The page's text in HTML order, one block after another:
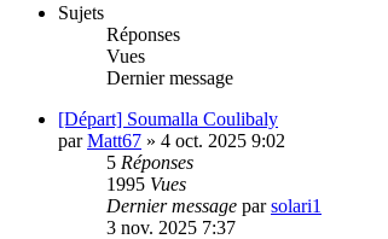
Sujets
Réponses
Vues
Dernier message
[Départ] Soumalla Coulibaly
parMatt67 » 4 oct. 2025 9:02
5 Réponses
1995 Vues
Dernier message parsolari1
3 nov. 2025 7:37